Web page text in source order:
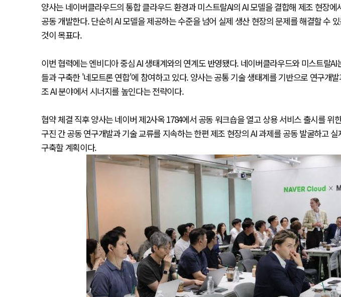
양사는 네이버클라우드의 통합 클라우드 환경과 미스트랄AI의 AI 모델을 결합해 제조 현장
공동 개발한다. 단순히 AI 모델을 제공하는 수준을 넘어 실제 생산 현장의 문제를 해결할 수
것이 목표다.
이번 협력에는 엔비디아 중심 AI 생태계와의 연계도 반영됐다. 네이버클라우드와 미스트랄
들과 구축한 '네모트론 연합'에 참여하고 있다. 양사는 공통 기술 생태계를 기반으로 연구개
조 AI 분야에서 시너지를 높인다는 전략이다.
협약 체결 직후 양사는 네이버 제2사옥 1784에서 공동 워크숍을 열고 상용 서비스 출시를 위
구진 간 공동 연구개발과 기술 교류를 지속하는 한편 제조 현장의 AI 과제를 공동 발굴하고
구축할 계획이다.